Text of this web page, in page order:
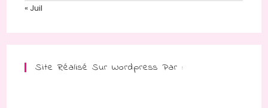
« Juil
Site Réalisé Sur Wordpress Par :